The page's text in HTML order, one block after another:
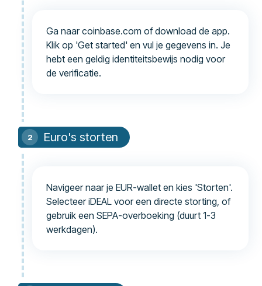
Ga naar coinbase.com of download de app.
Klik op 'Get started' en vul je gegevens in. Je
hebt een geldig identiteitsbewijs nodig voor
de verificatie.
Euro's storten
Navigeer naar je EUR-wallet en kies 'Storten'.
Selecteer iDEAL voor een directe storting, of
gebruik een SEPA-overboeking (duurt 1-3
werkdagen).